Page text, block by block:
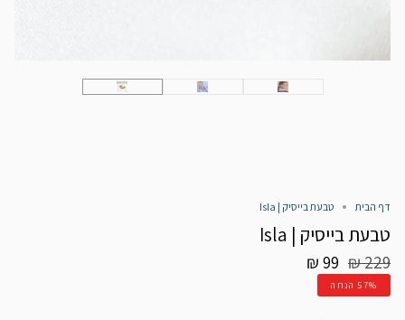
דף הבית טבעת בייסיק | Isla
טבעת בייסיק | Isla
99 ₪מחיר
רגיל
229 ₪
57%הנחה